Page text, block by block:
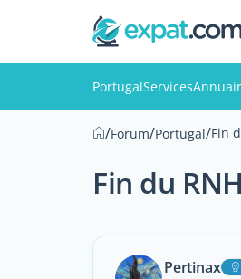
PortugalServices
/Forum/Portugal/Fin
Fin du RNH
Pertinax